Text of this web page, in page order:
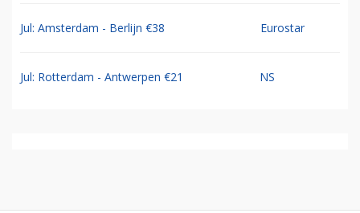
Jul: Amsterdam - Berlijn €38 Eurostar
Jul: Rotterdam - Antwerpen €21 NS